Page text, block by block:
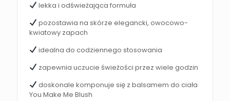
lekka i odświeżająca formuła
pozostawia na skórze elegancki, owocowo-
kwiatowy zapach
idealna do codziennego stosowania
zapewnia uczucie świeżości przez wiele godzin
doskonale komponuje się z balsamem do ciała
You Make Me Blush